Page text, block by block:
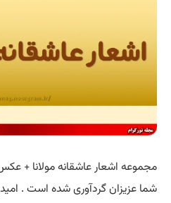
مجموعه اشعار عاشقانه مولانا +
شما عزیزان گردآوری شده است .